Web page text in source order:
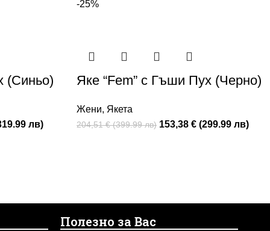
(Синьо)
лв)
-25%
Яке “Fem” с Гъши Пух (Черно)
Жени, Якета
204,51 € (399.99 лв) 153,38 € (299.99 лв)
Полезно за Вас